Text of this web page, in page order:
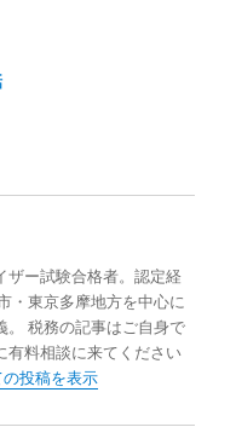
ザー試験合格者。認定経
・東京多摩地方を中心に
。 税務の記事はご自身で
有料相談に来てください
投稿を表示